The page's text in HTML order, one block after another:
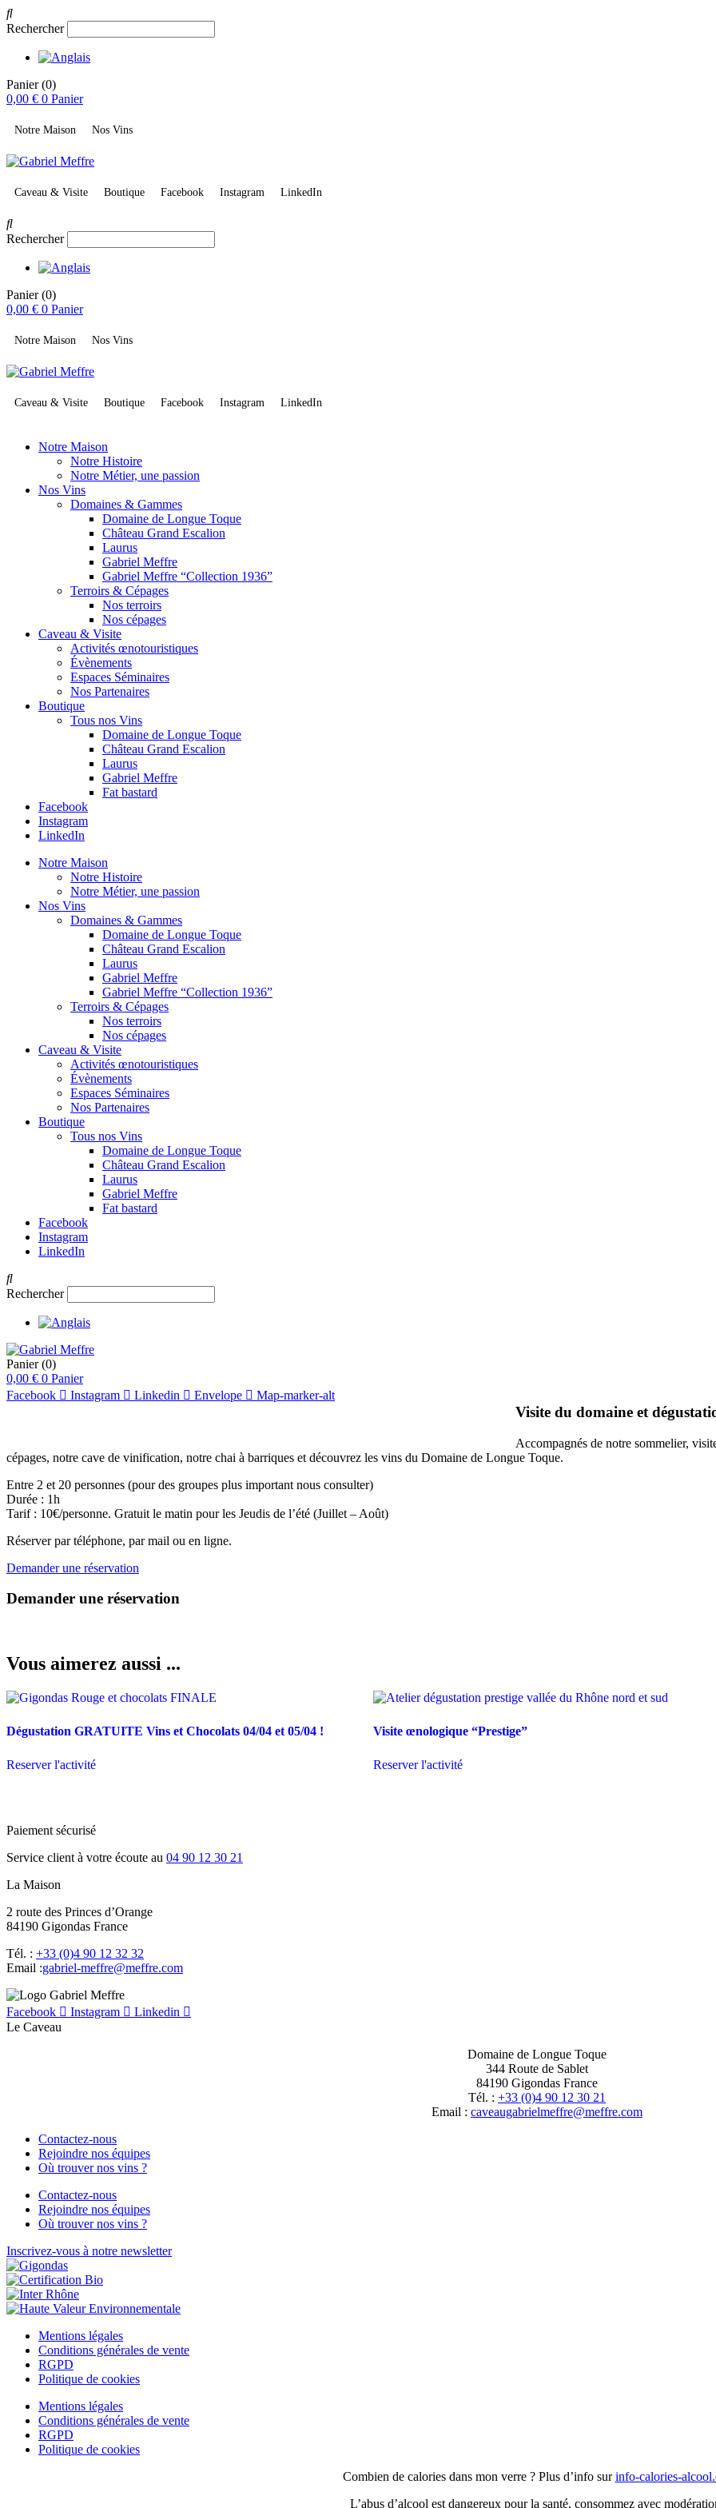
Rechercher
Panier (0)
0,00 € 0 Panier
Notre Maison Nos Vins
Caveau & Visite Boutique Facebook Instagram LinkedIn
Rechercher
Panier (0)
0,00 € 0 Panier
Notre Maison Nos Vins
Caveau & Visite Boutique Facebook Instagram LinkedIn
Notre Maison
Notre Histoire
Notre Métier, une passion
Nos Vins
Domaines & Gammes
Domaine de Longue Toque
Château Grand Escalion
Laurus
Gabriel Meffre
Gabriel Meffre “Collection 1936”
Terroirs & Cépages
Nos terroirs
Nos cépages
Caveau & Visite
Activités œnotouristiques
Évènements
Espaces Séminaires
Nos Partenaires
Boutique
Tous nos Vins
Domaine de Longue Toque
Château Grand Escalion
Laurus
Gabriel Meffre
Fat bastard
Facebook
Instagram
LinkedIn
Notre Maison
Notre Histoire
Notre Métier, une passion
Nos Vins
Domaines & Gammes
Domaine de Longue Toque
Château Grand Escalion
Laurus
Gabriel Meffre
Gabriel Meffre “Collection 1936”
Terroirs & Cépages
Nos terroirs
Nos cépages
Caveau & Visite
Activités œnotouristiques
Évènements
Espaces Séminaires
Nos Partenaires
Boutique
Tous nos Vins
Domaine de Longue Toque
Château Grand Escalion
Laurus
Gabriel Meffre
Fat bastard
Facebook
Instagram
LinkedIn
Rechercher
Panier (0)
0,00 € 0 Panier
Facebook
Instagram Linkedin Envelope Map-marker-alt
Visite du domaine et
Accompagnés de notre sommelier,
cépages, notre cave de vinification, notre chai à barriques et découvrez les vins du Domaine de Longue Toque.
Entre 2 et 20 personnes (pour des groupes plus important nous consulter)
Durée : 1h
Tarif : 10€/personne. Gratuit le matin pour les Jeudis de l’été (Juillet – Août)
Réserver par téléphone, par mail ou en ligne.
Demander une réservation
Demander une réservation
Vous aimerez aussi ...
Dégustation GRATUITE Vins et Chocolats 04/04 et 05/04 !
Reserver l'activité
Visite œnologique “Prestige”
Reserver l'activité
Paiement sécurisé
Service client à votre écoute au 04 90 12 30 21
La Maison
2 route des Princes d’Orange
84190 Gigondas France
Tél. : +33 (0)4 90 12 32 32
Email :moc.erffem@erffem-leirbag
Facebook Instagram
Linkedin
Le Caveau
Domaine de Longue Toque
344 Route de Sablet
84190 Gigondas France
Tél. : +33 (0)4 90 12 30 21
Email : moc.erffem@erffemleirbaguaevac
Contactez-nous
Rejoindre nos équipes
Où trouver nos vins ?
Contactez-nous
Rejoindre nos équipes
Où trouver nos vins ?
Inscrivez-vous à notre newsletter
Mentions légales
Conditions générales de vente
RGPD
Politique de cookies
Mentions légales
Conditions générales de vente
RGPD
Politique de cookies
Combien de calories dans mon verre ? Plus d’info surinfo-calories-
L’abus d’alcool est dangereux pour la santé, consommez avec